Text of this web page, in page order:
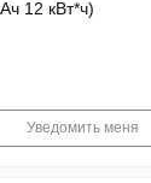
12 кВт*ч)
Уведомить меня